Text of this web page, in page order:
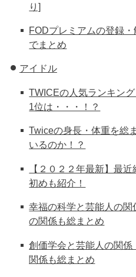
り]
FODプレミアムの登録
でまとめ
アイドル
TWICEの人気ランキン
1位は・・・！？
Twiceの身長・体重を総
いるのか！？
【２０２２年最新】最
初めも紹介！
幸福の科学と芸能人の関
の関係も総まとめ
創価学会と芸能人の関
関係も総まとめ